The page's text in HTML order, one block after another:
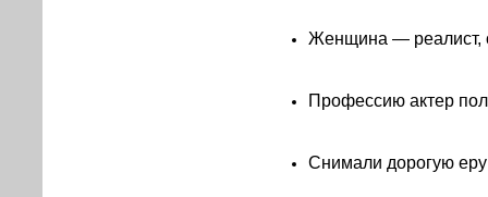
Женщина — реалист,
Профессию актер
Снимали дорогую